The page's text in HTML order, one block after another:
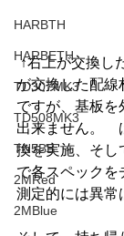
HARBTH
HARBETH
TD307MK3
TD508MK3
TN5BB
2MRed
2MBlue
が交換した配線
ですが、基板を
出来ません。　
換を実施、そし
で各スペックを
測定的には異常